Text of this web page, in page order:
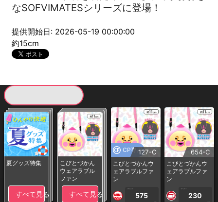
なSOFVIMATESシリーズに登場！
提供開始日: 2026-05-19 00:00:00
約15cm
夏グッズ特集
すべて見る
こびとづかん
ウェアラブル
ファン
すべて見る
CP専用127-C
こびとづかんウ
ェアラブルファ
ン
1PLAY
575
654-C
こびとづかんウ
ェアラブルファ
ン
1PLAY
230